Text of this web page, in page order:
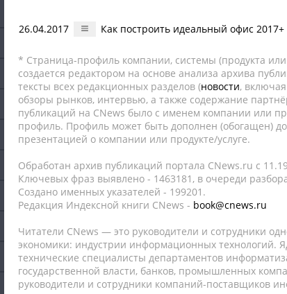
26.04.2017 Как построить идеальный офис 2017+
* Страница-профиль компании, системы (продукта или
создается редактором на основе анализа архива
тексты всех редакционных разделов (новости,
обзоры рынков, интервью, а также содержание
публикаций на CNews было с именем компании или
профиль. Профиль может быть дополнен (обогащен)
презентацией о компании или продукте/услуге.
Обработан архив публикаций портала CNews.ru c
Ключевых фраз выявлено - 1463181, в очереди
Создано именных указателей - 199201.
Редакция Индексной книги CNews - book@cnews.ru
Читатели CNews — это руководители и сотрудники
экономики: индустрии информационных технологий.
технические специалисты департаментов
государственной власти, банков, промышленных
руководители и сотрудники компаний-поставщиков